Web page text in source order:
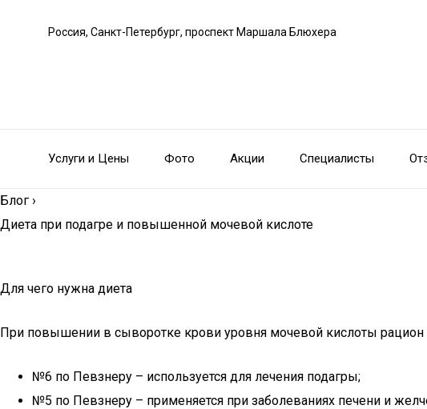
Россия, Санкт-Петербург, проспект Маршала Блюхера
Услуги и Цены Фото Акции Специалисты
Блог ›
Диета при подагре и повышенной мочевой кислоте
Для чего нужна диета
При повышении в сыворотке крови уровня мочевой кислоты рацион
№6 по Певзнеру – используется для лечения подагры;
№5 по Певзнеру – применяется при заболеваниях печени и